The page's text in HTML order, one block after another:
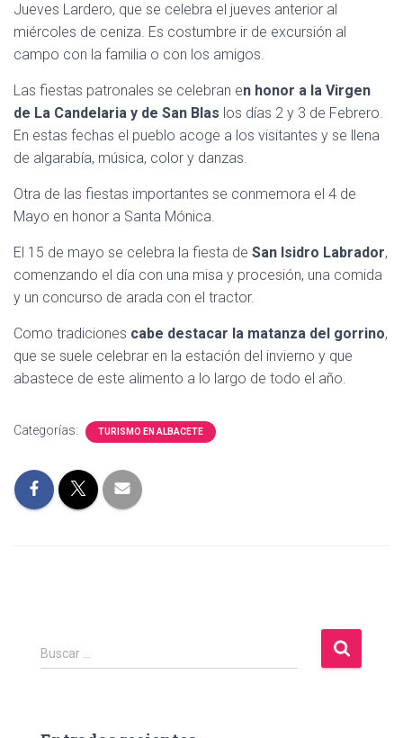
Jueves Lardero, que se celebra el jueves anterior al
miércoles de ceniza. Es costumbre ir de excursión al
campo con la familia o con los amigos.
Las fiestas patronales se celebran en honor a la Virgen
de La Candelaria y de San Blas los días 2 y 3 de Febrero.
En estas fechas el pueblo acoge a los visitantes y se llena
de algarabía, música, color y danzas.
Otra de las fiestas importantes se conmemora el 4 de
Mayo en honor a Santa Mónica.
El 15 de mayo se celebra la fiesta de San Isidro Labrador,
comenzando el día con una misa y procesión, una comida
y un concurso de arada con el tractor.
Como tradiciones cabe destacar la matanza del gorrino,
que se suele celebrar en la estación del invierno y que
abastece de este alimento a lo largo de todo el año.
Categorías: TURISMO EN ALBACETE
B
u
Buscar …